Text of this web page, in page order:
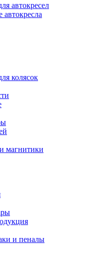
автокресел
автокресла
колясок
магнитики
и пеналы